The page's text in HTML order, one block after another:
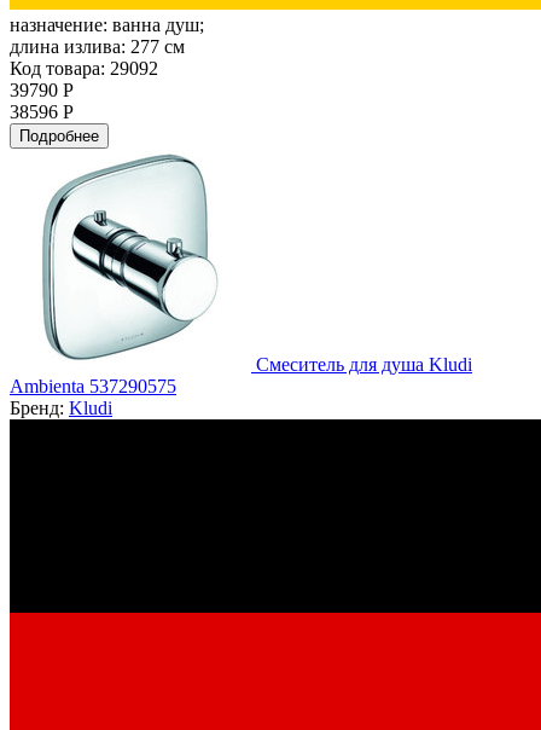
назначение: ванна душ;
длина излива: 277 см
Код товара: 29092
39790 Р
38596 Р
Подробнее
Смеситель для душа Kludi
Ambienta 537290575
Бренд: Kludi